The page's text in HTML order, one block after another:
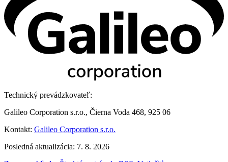
Technický prevádzkovateľ:
Galileo Corporation s.r.o., Čierna Voda 468, 925 06
Kontakt: Galileo Corporation s.r.o.
Posledná aktualizácia: 7. 8. 2026